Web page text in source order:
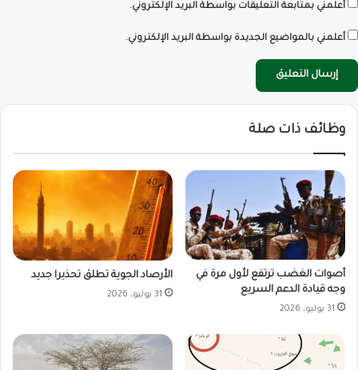
أعلمني بمتابعة التعليقات بواسطة البريد الإلكتروني.
أعلمني بالمواضيع الجديدة بواسطة البريد الإلكتروني.
وظائف ذات صلة
أصوات الغضب ترتفع لأول مرة في
وجه قيادة الدعم السريع
31 يوليو، 2026
الأرصاد الجوية تطلق تحذيرا جديد
31 يوليو، 2026